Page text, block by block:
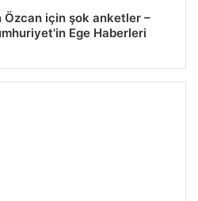
Özcan için şok anketler –
Ege Haberleri